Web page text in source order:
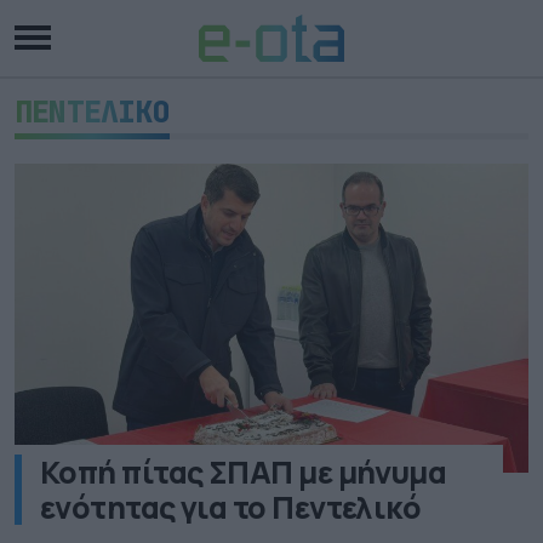
ΠΕΝΤΕΛΙΚΟ
Κοπή πίτας ΣΠΑΠ με μήνυμα
ενότητας για το Πεντελικό